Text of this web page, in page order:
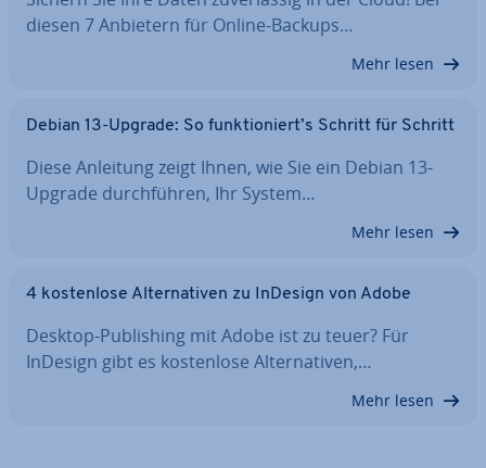
diesen 7 Anbietern für Online-Backups…
Mehr lesen
Debian 13-Upgrade: So funk­tio­niert’s Schritt für Schritt
Diese Anleitung zeigt Ihnen, wie Sie ein Debian 13-
Upgrade durch­füh­ren, Ihr System…
Mehr lesen
4 kos­ten­lo­se Al­ter­na­ti­ven zu InDesign von Adobe
Desktop-Pu­bli­shing mit Adobe ist zu teuer? Für
InDesign gibt es kos­ten­lo­se Al­ter­na­ti­ven,…
Mehr lesen